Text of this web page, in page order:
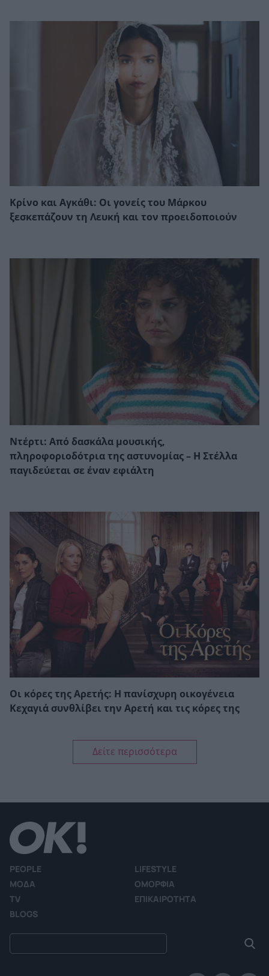
Κρίνο και Αγκάθι: Οι γονείς του Μάρκου
ξεσκεπάζουν τη Λευκή και τον προειδοποιούν
Ντέρτι: Από δασκάλα μουσικής,
πληροφοριοδότρια της αστυνομίας – Η Στέλλα
παγιδεύεται σε έναν εφιάλτη
Οι κόρες της Αρετής: Η πανίσχυρη οικογένεια
Κεχαγιά συνθλίβει την Αρετή και τις κόρες της
Δείτε περισσότερα
PEOPLE
LIFESTYLE
ΜΟΔΑ
ΟΜΟΡΦΙΑ
TV
ΕΠΙΚΑΙΡΟΤΗΤΑ
BLOGS